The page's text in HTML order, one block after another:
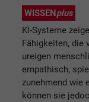
WISSENplus
KI-Systeme
Fähigkeiten, die
ureigen
empathisch,
zunehmend wie
können sie